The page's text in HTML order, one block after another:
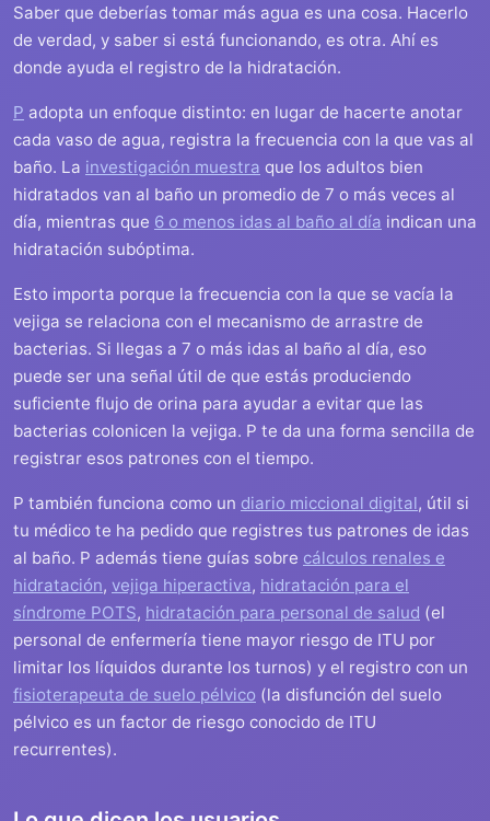
Saber que deberías tomar más agua es una cosa. Hacerlo
de verdad, y saber si está funcionando, es otra. Ahí es
donde ayuda el registro de la hidratación.
P adopta un enfoque distinto: en lugar de hacerte anotar
cada vaso de agua, registra la frecuencia con la que vas al
baño. La investigación muestra que los adultos bien
hidratados van al baño un promedio de 7 o más veces al
día, mientras que 6 o menos idas al baño al día indican una
hidratación subóptima.
Esto importa porque la frecuencia con la que se vacía la
vejiga se relaciona con el mecanismo de arrastre de
bacterias. Si llegas a 7 o más idas al baño al día, eso
puede ser una señal útil de que estás produciendo
suficiente flujo de orina para ayudar a evitar que las
bacterias colonicen la vejiga. P te da una forma sencilla de
registrar esos patrones con el tiempo.
P también funciona como un diario miccional digital, útil si
tu médico te ha pedido que registres tus patrones de idas
al baño. P además tiene guías sobre cálculos renales e
hidratación, vejiga hiperactiva, hidratación para el
síndrome POTS, hidratación para personal de salud (el
personal de enfermería tiene mayor riesgo de ITU por
limitar los líquidos durante los turnos) y el registro con un
fisioterapeuta de suelo pélvico (la disfunción del suelo
pélvico es un factor de riesgo conocido de ITU
recurrentes).